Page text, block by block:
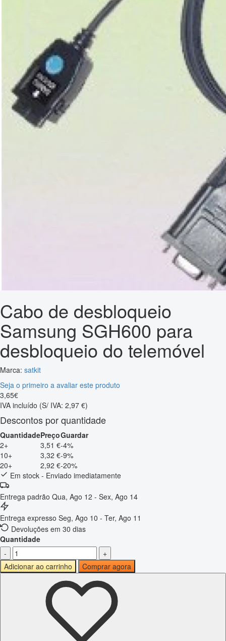
Cabo de desbloqueio
Samsung SGH600 para
desbloqueio do telemóvel
Marca: satkit
Seja o primeiro a avaliar este produto
3,65€
IVA incluído (S/ IVA: 2,97 €)
Descontos por quantidade
QuantidadePreçoGuardar
2+
3,51 €-4%
10+
3,32 €-9%
20+
2,92 €-20%
Em stock - Enviado imediatamente
Entrega padrão Qua, Ago 12 - Sex, Ago 14
Entrega expresso Seg, Ago 10 - Ter, Ago 11
Devoluções em 30 dias
Quantidade
-
+
Adicionar ao carrinho
Comprar agora